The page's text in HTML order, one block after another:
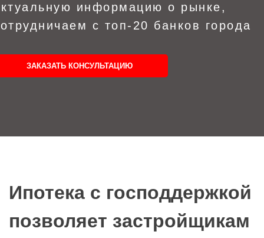
информацию о рынке,
с топ-20 банков города
ЗАКАЗАТЬ КОНСУЛЬТАЦИЮ
Ипотека с господдержкой
позволяет застройщикам